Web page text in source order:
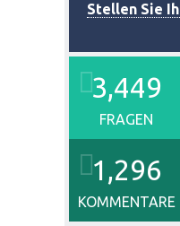
Stellen Sie
3,449
FRAGEN
1,296
KOMMENTARE